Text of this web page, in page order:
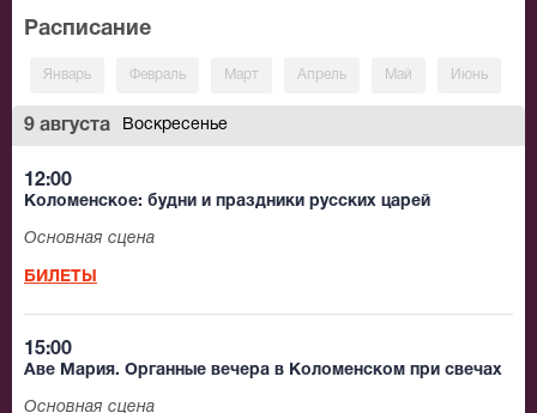
Расписание
Январь Февраль Март Апрель Май Июнь
9 августа Воскресенье
12:00
Коломенское: будни и праздники русских царей
Основная сцена
БИЛЕТЫ
15:00
Аве Мария. Органные вечера в Коломенском при свечах
Основная сцена